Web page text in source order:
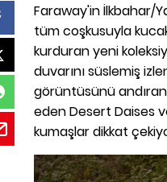
Faraway'in İlkbahar/
tüm coşkusuyla
kurduran yeni
duvarını süslemiş
görüntüsünü
eden Desert Daises
kumaşlar dikkat